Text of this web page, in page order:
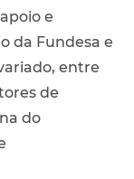
e
da Fundesa e
entre
de
do